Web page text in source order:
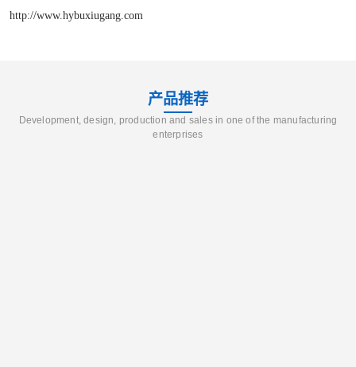
http://www.hybuxiugang.com
产品推荐
Development, design, production and sales in one of the manufacturing
enterprises